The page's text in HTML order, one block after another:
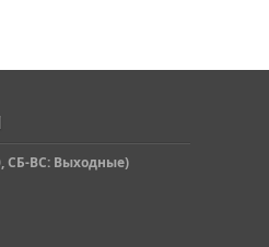
СБ-ВС: Выходные)